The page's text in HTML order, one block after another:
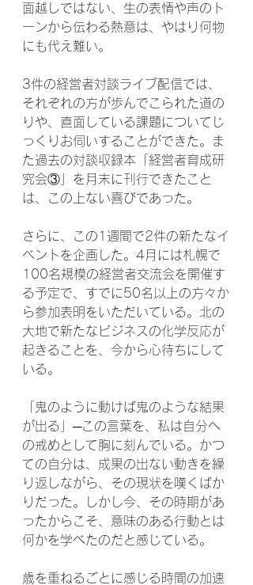
面越しではない、生の表情や声のト
ーンから伝わる熱意は、やはり何物
にも代え難い。
3件の経営者対談ライブ配信では、
それぞれの方が歩んでこられた道の
りや、直面している課題についてじ
っくりお伺いすることができた。ま
た過去の対談収録本「経営者育成研
究会③」を月末に刊行できたこと
は、この上ない喜びであった。
さらに、この1週間で2件の新たなイ
ベントを企画した。4月には札幌で
100名規模の経営者交流会を開催す
る予定で、すでに50名以上の方々か
ら参加表明をいただいている。北の
大地で新たなビジネスの化学反応が
起きることを、今から心待ちにして
いる。
「鬼のように動けば鬼のような結果
が出る」─この言葉を、私は自分へ
の戒めとして胸に刻んでいる。かつ
ての自分は、成果の出ない動きを繰
り返しながら、その現状を嘆くばか
りだった。しかし今、その時期があ
ったからこそ、意味のある行動とは
何かを学べたのだと感じている。
歳を重ねるごとに感じる時間の加速